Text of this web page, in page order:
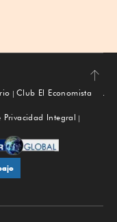
Subir
Club El Economista
Privacidad Integral